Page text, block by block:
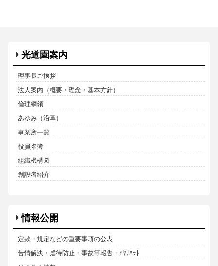
光道園案内
理事長ご挨拶
法人案内（概要・理念・基本方針）
倫理綱領
あゆみ（沿革）
事業所一覧
役員名簿
組織機構図
創設者紹介
情報公開
定款・規定などの重要事項の公表
苦情解決・虐待防止・事故等報告・ﾋﾔﾘﾊｯﾄ